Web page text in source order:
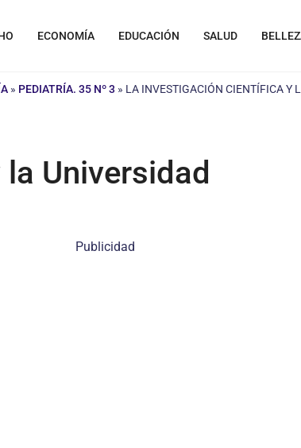
ECONOMÍA EDUCACIÓN SALUD
» PEDIATRÍA. 35 Nº 3 » LA INVESTIGACIÓN CIENTÍFICA Y
Universidad
Publicidad